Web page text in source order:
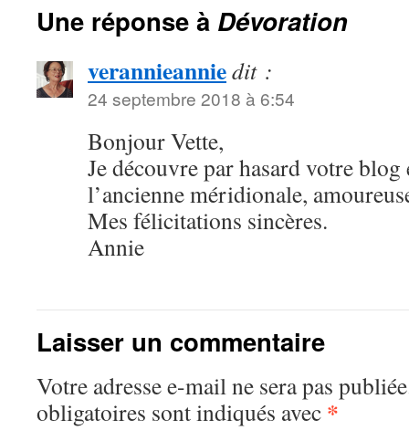
Une réponse à Dévoration
verannieanniedit :
24 septembre 2018 à 6:54
Bonjour Vette,
Je découvre par hasard votre
l’ancienne méridionale,
Mes félicitations sincères.
Annie
Laisser un commentaire
Votre adresse e-mail ne sera pas
obligatoires sont indiqués avec *